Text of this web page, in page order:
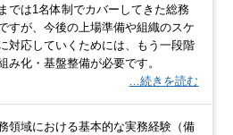
では1名体制でカバーしてきた総務
すが、今後の上場準備や組織のスケ
対応していくためには、もう一段階
み化・基盤整備が必要です。
…続きを読む
領域における基本的な実務経験（備